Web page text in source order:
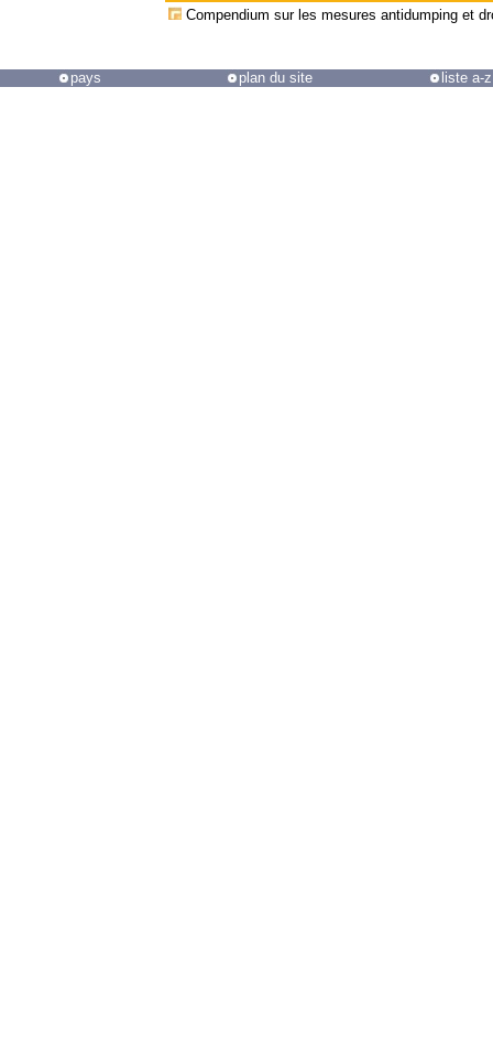
Compendium sur les mesures antidumping et
pays plan du site liste a-z